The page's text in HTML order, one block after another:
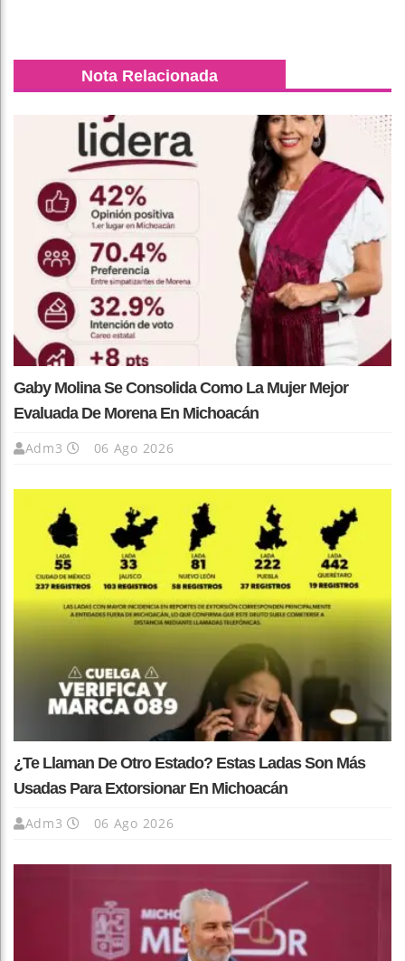
Nota Relacionada
Gaby Molina Se Consolida Como La Mujer Mejor
Evaluada De Morena En Michoacán
Adm3 06 Ago 2026
¿Te Llaman De Otro Estado? Estas Ladas Son Más
Usadas Para Extorsionar En Michoacán
Adm3 06 Ago 2026